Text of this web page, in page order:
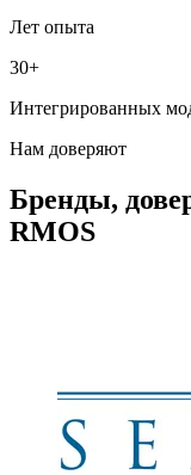
Лет опыта
30+
Интегрированных
Нам доверяют
Бренды,
RMOS